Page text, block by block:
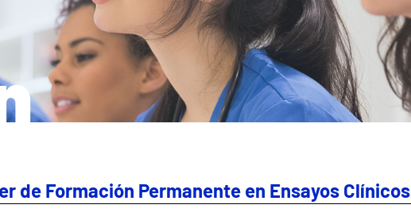
de Formación Permanente en Ensayos Clínicos